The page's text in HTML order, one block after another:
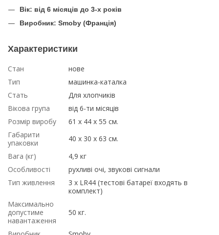
Вік: від 6 місяців до 3-х років
Виробник: Smoby (Франція)
Характеристики
Стан
нове
Тип
машинка-каталка
Стать
Для хлопчиків
Вікова група
від 6-ти місяців
Розмір виробу
61 х 44 х 55 см.
Габарити
упаковки
40 х 30 х 63 см.
Вага (кг)
4,9 кг
Особливості
рухливі очі, звукові сигнали
Тип живлення
3 x LR44 (тестові батареї входять в
комплект)
Максимально
допустиме
навантаження
50 кг.